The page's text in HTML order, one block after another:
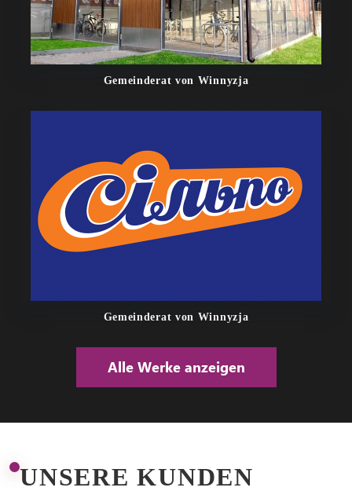
Gemeinderat von Winnyzja
Gemeinderat von Winnyzja
Alle Werke anzeigen
UNSERE KUNDEN